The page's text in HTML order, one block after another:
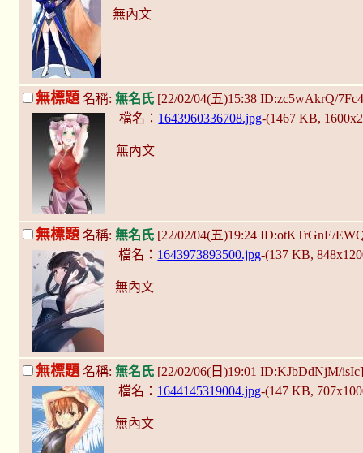
無內文
無標題 名稱: 無名氏 [22/02/04(五)15:38 ID:zc5wAkrQ/
檔名： 1643960336708.jpg-(1467 KB,
無內文
無標題 名稱: 無名氏 [22/02/04(五)19:24 ID:otKTrGnE/
檔名： 1643973893500.jpg-(137 KB,
無內文
無標題名稱: 無名氏 [22/02/06(日)19:01 ID:KJbDdNjM/
檔名： 1644145319004.jpg-(147 KB,
無內文